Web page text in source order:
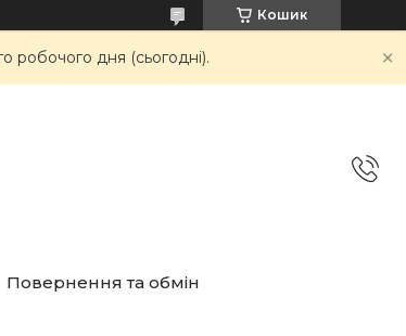
Кошик
робочого дня (сьогодні).
Повернення та обмін